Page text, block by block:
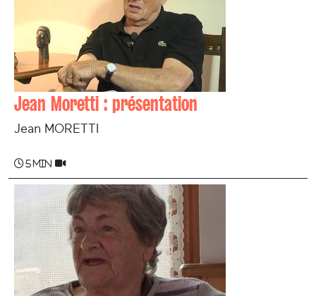
Jean Moretti : présentation
Jean MORETTI
5 min